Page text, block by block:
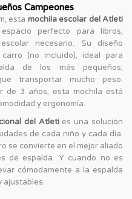
Campeones
esta mochila escolar del Atleti
perfecto para libros,
necesario. Su diseño
(no incluido), ideal para
de los más pequeños,
transportar mucho peso.
de 3 años, esta mochila está
y ergonomía.
del Atleties una solución
de cada niño y cada día.
se convierte en el mejor aliado
de espalda. Y cuando no es
cómodamente a la espalda
ajustables.